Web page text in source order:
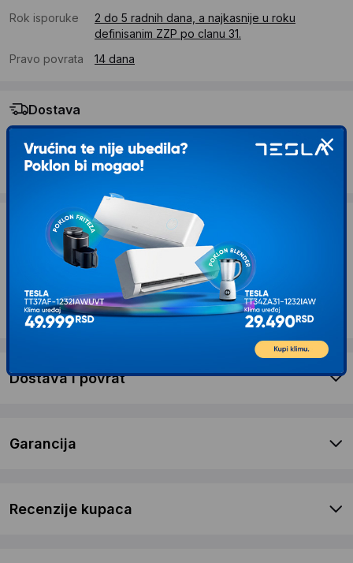
Rok isporuke
2 do 5 radnih dana, a najkasnije u roku
definisanim ZZP po clanu 31.
Pravo povrata
14 dana
Dostava
Standardna dostava se očekuje u roku od 2 do 5 radnih
dana
Troskovi dostave 690 RSD
Želite li ponudu za firmu?
Kontaktirajte nas
Opis proizvoda BBO KISOBRAN KOLICA S200
BBO MODENA SVETLO SIVA
Dostava i povrat
Garancija
Recenzije kupaca